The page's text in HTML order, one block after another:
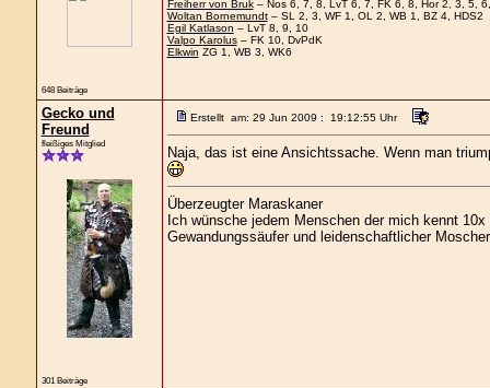
648 Beiträge
Freiherr von Bruk– Nos 6, 7, 8, LvT 6, 7, FK 6, 8, Hor 2, 3, 5,
Woltan Bornemundt– SL 2, 3, WF 1, OL 2, WB 1, BZ 4, HDS2
Egil Katlason – LvT 8, 9, 10
Valpo Karolus– FK 10, DvPdK
Elkwin ZG 1, WB 3, WK6
Gecko und
Freund
fleißiges Mitglied
301 Beiträge
Erstellt am: 29 Jun 2009 : 19:12:55 Uhr
Naja, das ist eine Ansichtssache. Wenn man
Überzeugter Maraskaner
Ich wünsche jedem Menschen der mich kennt
Gewandungssäufer und leidenschaftlicher Moscher